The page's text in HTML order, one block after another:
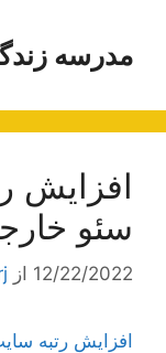
محتوامدرسه
افزایش
سئو
12/22/2022 از
افزایش رتبه